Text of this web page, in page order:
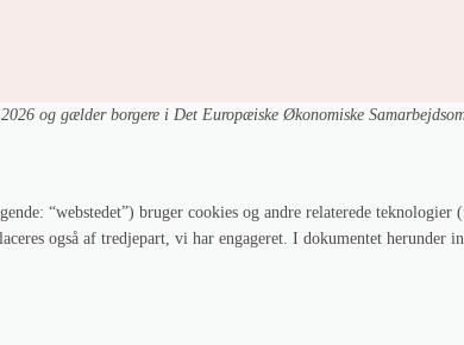
og gælder borgere i Det Europæiske Økonomiske
“webstedet”) bruger cookies og andre relaterede teknologier
også af tredjepart, vi har engageret. I dokumentet herunder